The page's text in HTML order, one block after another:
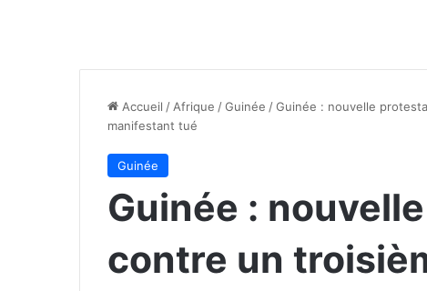
Accueil / Afrique /Guinée /Guinée : nouvelle
manifestant tué
Guinée
Guinée :
contre un